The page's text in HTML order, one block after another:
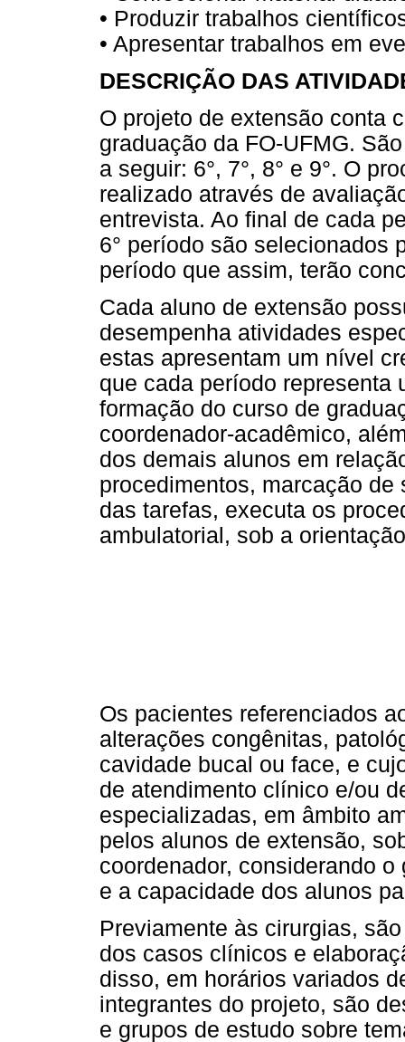
• Produzir trabalhos
• Apresentar trabalhos em
DESCRIÇÃO DAS
O projeto de extensão conta
graduação da FO-UFMG.
a seguir: 6°, 7°, 8° e 9°. O
realizado através de
entrevista. Ao final de cada
6° período são selecionados
período que assim, terão
Cada aluno de extensão
desempenha atividades
estas apresentam um nível
que cada período representa
formação do curso de
coordenador-acadêmico,
dos demais alunos em
procedimentos, marcação
das tarefas, executa os
ambulatorial, sob a
Os pacientes referenciados
alterações congênitas,
cavidade bucal ou face, e
de atendimento clínico e/ou
especializadas, em âmbito
pelos alunos de extensão,
coordenador, considerando
e a capacidade dos alunos
Previamente às cirurgias,
dos casos clínicos e
disso, em horários variados
integrantes do projeto, são
e grupos de estudo sobre